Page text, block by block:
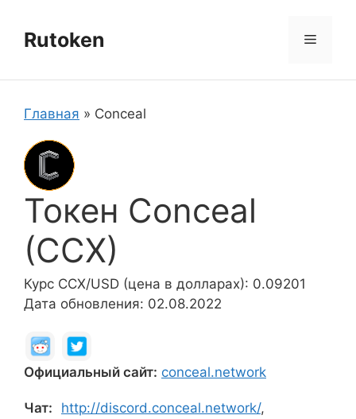
содержимому
Rutoken Меню
Главная » Conceal
Токен Conceal
(CCX)
Курс CCX/USD (цена в долларах): 0.09201
Дата обновления: 02.08.2022
Официальный сайт: conceal.network
Чат: http://discord.conceal.network/,